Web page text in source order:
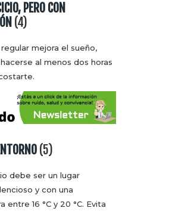
PERO CON
(4)
mejora el sueño,
al menos dos horas
(5)
debe ser un lugar
y con una
entre 16 °C y 20 °C. Evita